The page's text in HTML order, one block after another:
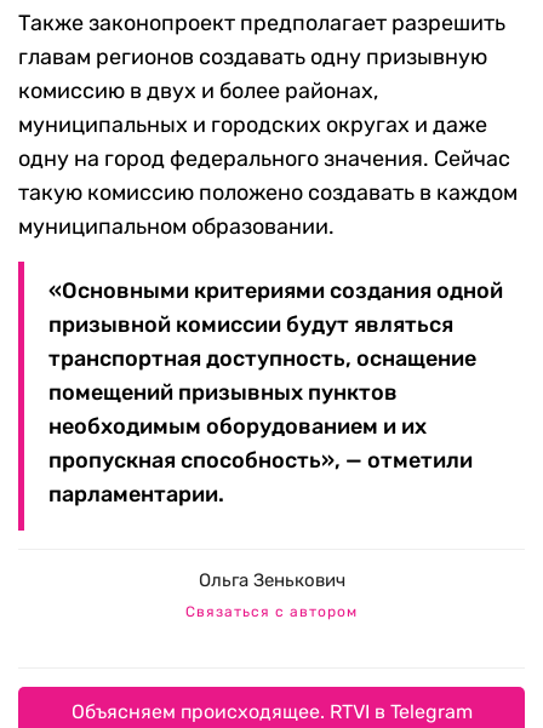
Также законопроект предполагает разрешить
главам регионов создавать одну призывную
комиссию в двух и более районах,
муниципальных и городских округах и даже
одну на город федерального значения. Сейчас
такую комиссию положено создавать в каждом
муниципальном образовании.
«Основными критериями создания одной
призывной комиссии будут являться
транспортная доступность, оснащение
помещений призывных пунктов
необходимым оборудованием и их
пропускная способность», — отметили
парламентарии.
Ольга Зенькович
Связаться с автором
Объясняем происходящее. RTVI в Telegram